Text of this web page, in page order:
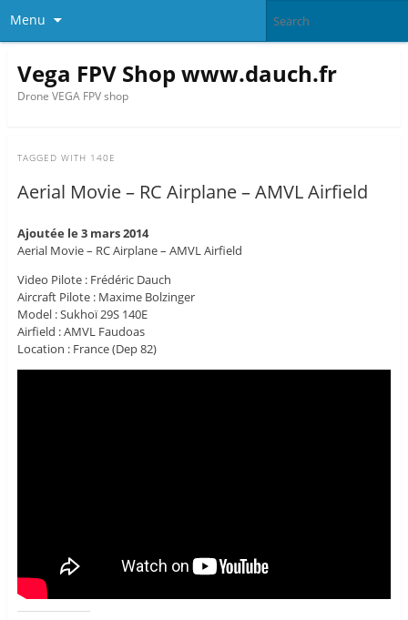
Menu
Vega FPV Shop www.dauch.fr
Drone VEGA FPV shop
TAGGED WITH 140E
Aerial Movie – RC Airplane – AMVL Airfield
Ajoutée le 3 mars 2014
Aerial Movie – RC Airplane – AMVL Airfield
Video Pilote : Frédéric Dauch
Aircraft Pilote : Maxime Bolzinger
Model : Sukhoï 29S 140E
Airfield : AMVL Faudoas
Location : France (Dep 82)